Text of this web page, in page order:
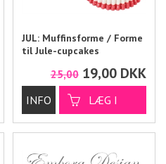
JUL: Muffinsforme / Forme
til Jule-cupcakes
25,00 19,00 DKK